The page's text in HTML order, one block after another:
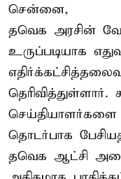
சென்னை,
தவெக அரசின்
உருப்படியாக
தொடர்பாக
தவெக ஆட்சி